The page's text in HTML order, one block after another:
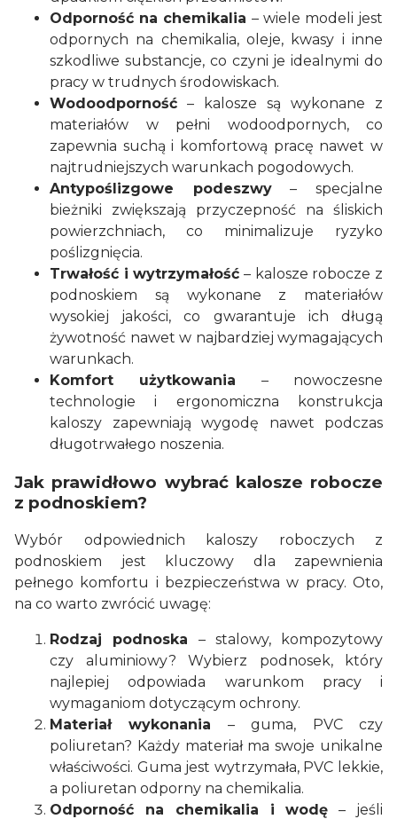
Odporność na chemikalia – wiele modeli jest
odpornych na chemikalia, oleje, kwasy i inne
szkodliwe substancje, co czyni je idealnymi do
pracy w trudnych środowiskach.
Wodoodporność – kalosze są wykonane z
materiałów w pełni wodoodpornych, co
zapewnia suchą i komfortową pracę nawet w
najtrudniejszych warunkach pogodowych.
Antypoślizgowe podeszwy– specjalne
bieżniki zwiększają przyczepność na śliskich
powierzchniach, co minimalizuje ryzyko
poślizgnięcia.
Trwałość i wytrzymałość – kalosze robocze z
podnoskiem są wykonane z materiałów
wysokiej jakości, co gwarantuje ich długą
żywotność nawet w najbardziej wymagających
warunkach.
Komfort użytkowania – nowoczesne
technologie i ergonomiczna konstrukcja
kaloszy zapewniają wygodę nawet podczas
długotrwałego noszenia.
Jak prawidłowo wybrać kalosze robocze
z podnoskiem?
Wybór odpowiednich kaloszy roboczych z
podnoskiem jest kluczowy dla zapewnienia
pełnego komfortu i bezpieczeństwa w pracy. Oto,
na co warto zwrócić uwagę:
Rodzaj podnoska – stalowy, kompozytowy
czy aluminiowy? Wybierz podnosek, który
najlepiej odpowiada warunkom pracy i
wymaganiom dotyczącym ochrony.
Materiał wykonania – guma, PVC czy
poliuretan? Każdy materiał ma swoje unikalne
właściwości. Guma jest wytrzymała, PVC lekkie,
a poliuretan odporny na chemikalia.
Odporność na chemikalia i wodę – jeśli